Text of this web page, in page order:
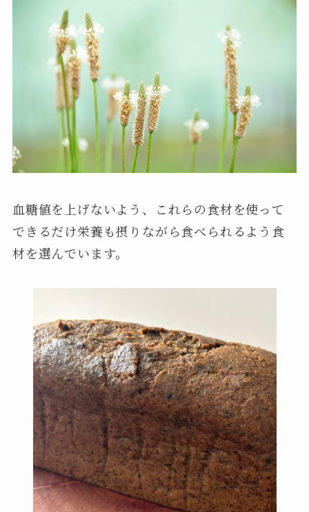
血糖値を上げないよう、これらの食材を使って
できるだけ栄養も摂りながら食べられるよう食
材を選んでいます。